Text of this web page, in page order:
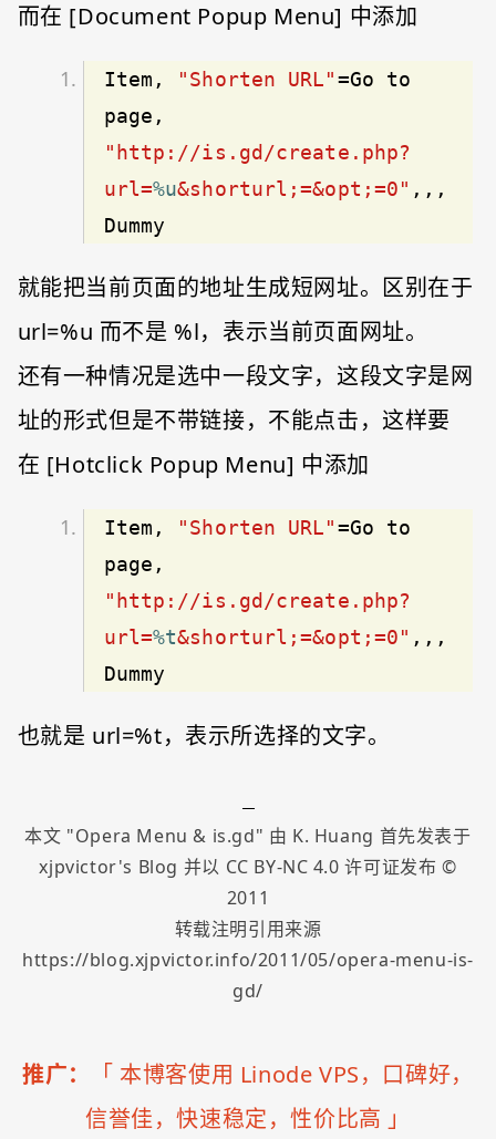
而在 [Document Popup Menu] 中添加
Item, "Shorten URL"=Go to
"http://is.gd/create.php?
url=%u&shorturl;=&opt;=0" ,,,
Dummy
就能把当前页面的地址生成短网址。区别在于
url=%u 而不是 %l，表示当前页面网址。
还有一种情况是选中一段文字，这段文字是网
址的形式但是不带链接，不能点击，这样要
在 [Hotclick Popup Menu] 中添加
Item, "Shorten URL"=Go to
"http://is.gd/create.php?
url=%t&shorturl;=&opt;=0" ,,,
Dummy
也就是 url=%t，表示所选择的文字。
本文 "Opera Menu & is.gd" 由 K. Huang 首先发表于
xjpvictor's Blog 并以 CC BY-NC 4.0 许可证发布 ©
2011
转载注明引用来源
https://blog.xjpvictor.info/2011/05/opera-menu-is-
gd/
推广： 「 本博客使用 Linode VPS，口碑好，
信誉佳，快速稳定，性价比高 」